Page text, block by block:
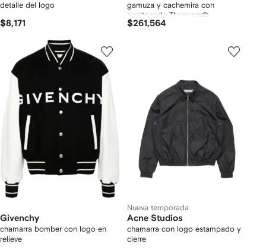
detalle del logo
$8,171
gamuza y cachemira con
capitonado Thermore®
$261,564
Givenchy
chamarra bomber con logo en
relieve
Nueva temporada
Acne Studios
chamarra con logo estampado y
cierre